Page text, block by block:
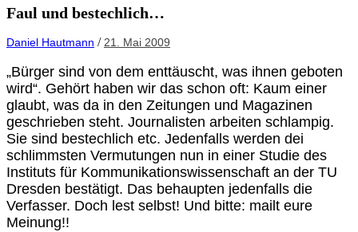
Faul und bestechlich…
Daniel Hautmann /21. Mai 2009
„Bürger sind von dem enttäuscht, was ihnen geboten
wird“. Gehört haben wir das schon oft: Kaum einer
glaubt, was da in den Zeitungen und Magazinen
geschrieben steht. Journalisten arbeiten schlampig.
Sie sind bestechlich etc. Jedenfalls werden dei
schlimmsten Vermutungen nun in einer Studie des
Instituts für Kommunikationswissenschaft an der TU
Dresden bestätigt. Das behaupten jedenfalls die
Verfasser. Doch lest selbst! Und bitte: mailt eure
Meinung!!